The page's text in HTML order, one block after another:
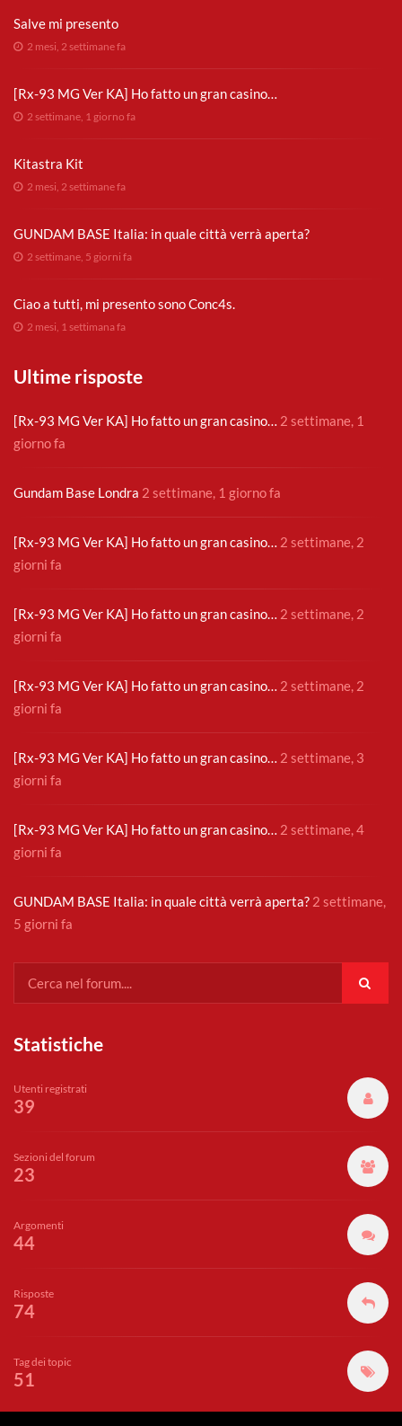
Salve mi presento
2 mesi, 2 settimane fa
[Rx-93 MG Ver KA] Ho fatto un gran casino…
2 settimane, 1 giorno fa
Kitastra Kit
2 mesi, 2 settimane fa
GUNDAM BASE Italia: in quale città verrà aperta?
2 settimane, 5 giorni fa
Ciao a tutti, mi presento sono Conc4s.
2 mesi, 1 settimana fa
Ultime risposte
[Rx-93 MG Ver KA] Ho fatto un gran casino…
2 settimane, 1
giorno fa
Gundam Base Londra 2 settimane, 1 giorno fa
[Rx-93 MG Ver KA] Ho fatto un gran casino…
2 settimane, 2
giorni fa
[Rx-93 MG Ver KA] Ho fatto un gran casino…
2 settimane, 2
giorni fa
[Rx-93 MG Ver KA] Ho fatto un gran casino…
2 settimane, 2
giorni fa
[Rx-93 MG Ver KA] Ho fatto un gran casino…
2 settimane, 3
giorni fa
[Rx-93 MG Ver KA] Ho fatto un gran casino…
2 settimane, 4
giorni fa
GUNDAM BASE Italia: in quale città verrà aperta? 2 settimane,
5 giorni fa
Statistiche
Utenti registrati
39
Sezioni del forum
23
Argomenti
44
Risposte
74
Tag dei topic
51